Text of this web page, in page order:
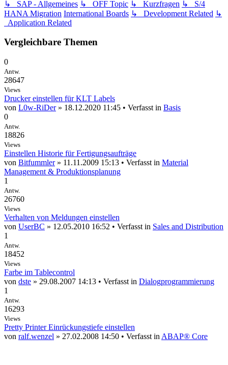
↳ SAP - Allgemeines ↳ OFF Topic ↳ Kurzfragen ↳ S/4
HANA Migration International Boards ↳ Development Related ↳
Application Related
Vergleichbare Themen
0
Antw.
28647
Views
Drucker einstellen für KLT Labels
von L0w-RiDer» 18.12.2020 11:45 • Verfasst in Basis
0
Antw.
18826
Views
Einstellen Historie für Fertigungsaufträge
von Bitfummler» 11.11.2009 15:13 • Verfasst in Material
Management & Produktionsplanung
1
Antw.
26760
Views
Verhalten von Meldungen einstellen
von UserBC » 12.05.2010 16:52 • Verfasst in Sales and Distribution
1
Antw.
18452
Views
Farbe im Tablecontrol
von dste » 29.08.2007 14:13 • Verfasst in Dialogprogrammierung
1
Antw.
16293
Views
Pretty Printer Einrückungstiefe einstellen
von ralf.wenzel » 27.02.2008 14:50 • Verfasst in ABAP® Core